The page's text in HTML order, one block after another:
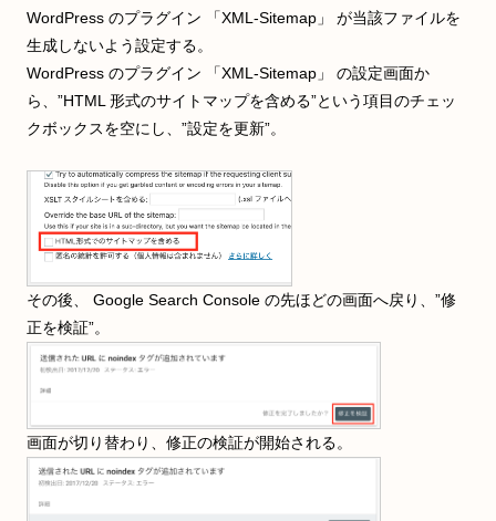
WordPress のプラグイン 「XML-Sitemap」 が当該ファイルを
生成しないよう設定する。
WordPress のプラグイン 「XML-Sitemap」 の設定画面か
ら、”HTML 形式のサイトマップを含める”という項目のチェッ
クボックスを空にし、”設定を更新”。
その後、 Google Search Console の先ほどの画面へ戻り、”修
正を検証”。
画面が切り替わり、修正の検証が開始される。